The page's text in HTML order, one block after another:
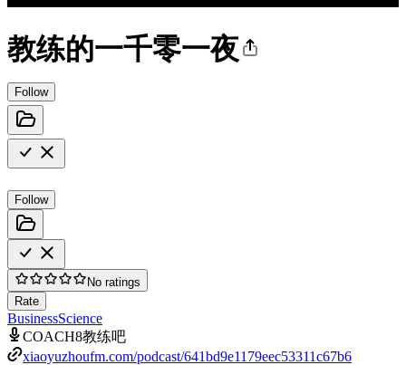
教练的一千零一夜
Follow
Follow
No ratings
Rate
BusinessScience
COACH8教练吧
xiaoyuzhoufm.com/podcast/641bd9e1179eec53311c67b6